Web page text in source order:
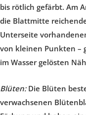
bis rötlich gefärbt. Am
die Blattmitte
Unterseite
von kleinen Punkten –
im Wasser gelösten
Blüten:Die Blüten
verwachsenen